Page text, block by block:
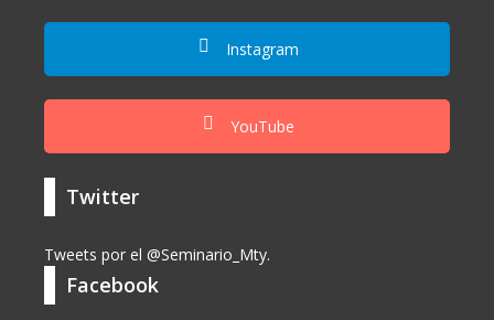
Instagram
YouTube
Twitter
Tweets por el @Seminario_Mty.
Facebook